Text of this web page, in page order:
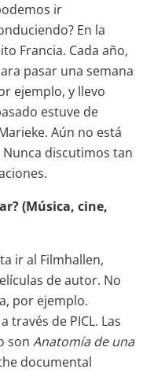
ir
En la
Francia. Cada año,
pasar una semana
ejemplo, y llevo
estuve de
Aún no está
discutimos tan
(Música, cine,
ir al Filmhallen,
de autor. No
por ejemplo.
través de PICL. Las
sonAnatomía de una
documental